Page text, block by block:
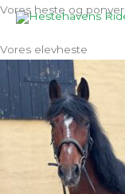
Skip
content
Vores heste og ponyer
Vores elevheste